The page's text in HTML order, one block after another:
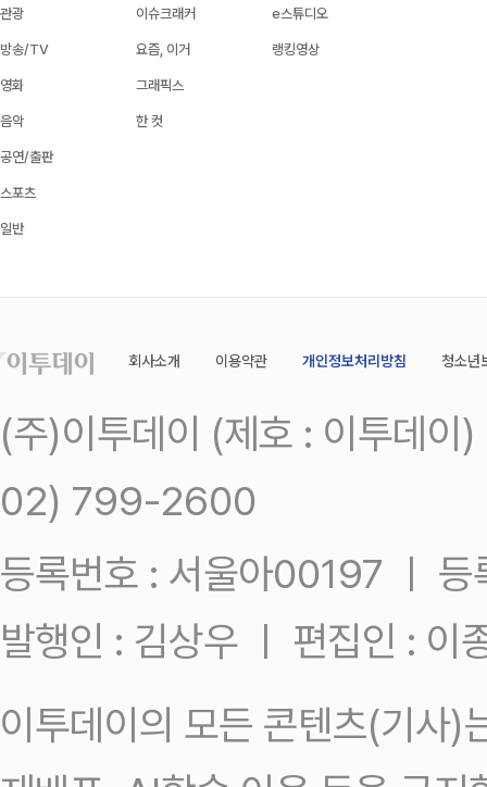
관광
방송/TV
영화
음악
공연/출판
스포츠
일반
이슈크래커
요즘, 이거
그래픽스
한 컷
e스튜디오
랭킹영상
회사소개 이용약관 개인정보처리방침 청소년
(주)이투데이 (제호 : 이투데
02) 799-2600
등록번호 : 서울아00197 ㅣ
발행인 : 김상우 ㅣ 편집인 : 이
이투데이의 모든 콘텐츠(기사)